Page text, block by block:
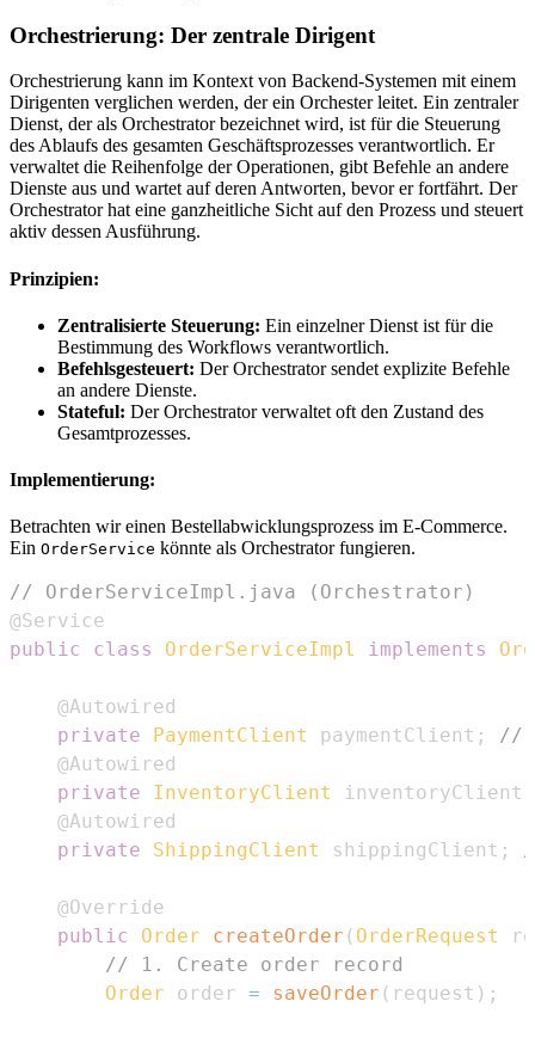
Orchestrierung: Der zentrale Dirigent
Orchestrierung kann im Kontext von Backend-Systemen mit einem
Dirigenten verglichen werden, der ein Orchester leitet. Ein zentraler
Dienst, der als Orchestrator bezeichnet wird, ist für die Steuerung
des Ablaufs des gesamten Geschäftsprozesses verantwortlich. Er
verwaltet die Reihenfolge der Operationen, gibt Befehle an andere
Dienste aus und wartet auf deren Antworten, bevor er fortfährt. Der
Orchestrator hat eine ganzheitliche Sicht auf den Prozess und steuert
aktiv dessen Ausführung.
Prinzipien:
Zentralisierte Steuerung: Ein einzelner Dienst ist für die
Bestimmung des Workflows verantwortlich.
Befehlsgesteuert: Der Orchestrator sendet explizite Befehle
an andere Dienste.
Stateful: Der Orchestrator verwaltet oft den Zustand des
Gesamtprozesses.
Implementierung:
Betrachten wir einen Bestellabwicklungsprozess im E-Commerce.
Ein OrderService könnte als Orchestrator fungieren.
// OrderServiceImpl.java (Orchestrator)
@Service
public
class OrderServiceImpl implements
@Autowired
private
PaymentClient paymentClient ;
//
@Autowired
private
InventoryClient inventoryClient
@Autowired
private
ShippingClient shippingClient ;
@Override
public
Order createOrder ( OrderRequest
// 1. Create order record
Order order = saveOrder ( request ) ;